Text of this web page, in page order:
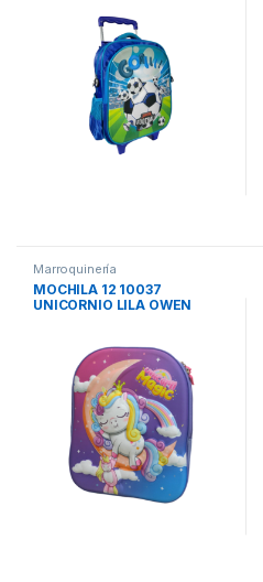
Marroquinería
MOCHILA 12 10037
UNICORNIO LILA OWEN